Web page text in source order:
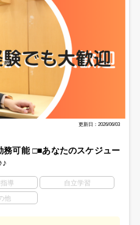
更新日：2026/06/03
可能 □■あなたのスケジュー
導 自立学習
他